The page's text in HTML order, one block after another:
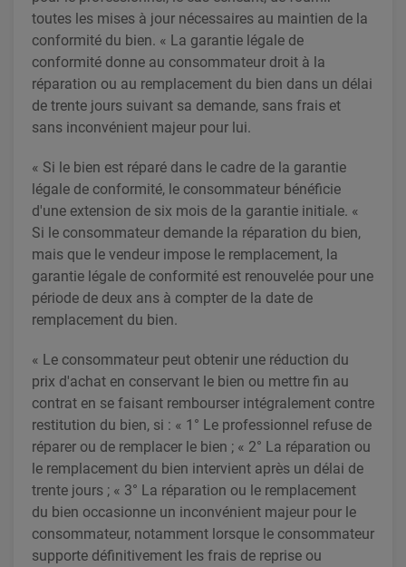
toutes les mises à jour nécessaires au maintien de la
conformité du bien. « La garantie légale de
conformité donne au consommateur droit à la
réparation ou au remplacement du bien dans un délai
de trente jours suivant sa demande, sans frais et
sans inconvénient majeur pour lui.
« Si le bien est réparé dans le cadre de la garantie
légale de conformité, le consommateur bénéficie
d'une extension de six mois de la garantie initiale. «
Si le consommateur demande la réparation du bien,
mais que le vendeur impose le remplacement, la
garantie légale de conformité est renouvelée pour une
période de deux ans à compter de la date de
remplacement du bien.
« Le consommateur peut obtenir une réduction du
prix d'achat en conservant le bien ou mettre fin au
contrat en se faisant rembourser intégralement contre
restitution du bien, si : « 1° Le professionnel refuse de
réparer ou de remplacer le bien ; « 2° La réparation ou
le remplacement du bien intervient après un délai de
trente jours ; « 3° La réparation ou le remplacement
du bien occasionne un inconvénient majeur pour le
consommateur, notamment lorsque le consommateur
supporte définitivement les frais de reprise ou